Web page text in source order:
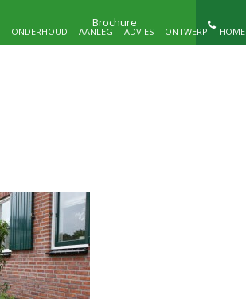
HOME
ONTWERP
ADVIES
AANLEG
ONDERHOUD
Brochure